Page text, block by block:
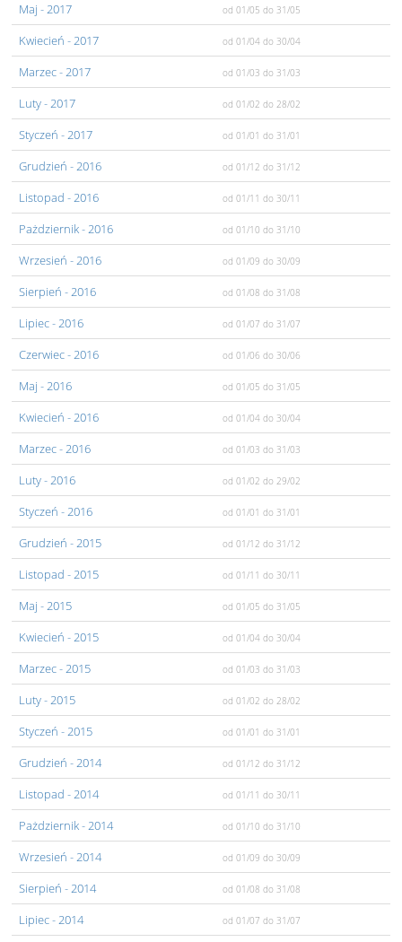
Maj - 2017 od 01/05 do 31/05
Kwiecień - 2017 od 01/04 do 30/04
Marzec- 2017 od 01/03 do 31/03
Luty- 2017 od 01/02 do 28/02
Styczeń - 2017 od 01/01 do 31/01
Grudzień - 2016 od 01/12 do 31/12
Listopad - 2016 od 01/11 do 30/11
Pażdziernik- 2016 od 01/10 do 31/10
Wrzesień - 2016 od 01/09 do 30/09
Sierpień - 2016 od 01/08 do 31/08
Lipiec- 2016 od 01/07 do 31/07
Czerwiec- 2016 od 01/06 do 30/06
Maj - 2016 od 01/05 do 31/05
Kwiecień - 2016 od 01/04 do 30/04
Marzec- 2016 od 01/03 do 31/03
Luty- 2016 od 01/02 do 29/02
Styczeń - 2016 od 01/01 do 31/01
Grudzień - 2015 od 01/12 do 31/12
Listopad - 2015 od 01/11 do 30/11
Maj - 2015 od 01/05 do 31/05
Kwiecień - 2015 od 01/04 do 30/04
Marzec- 2015 od 01/03 do 31/03
Luty- 2015 od 01/02 do 28/02
Styczeń - 2015 od 01/01 do 31/01
Grudzień - 2014 od 01/12 do 31/12
Listopad - 2014 od 01/11 do 30/11
Pażdziernik- 2014 od 01/10 do 31/10
Wrzesień - 2014 od 01/09 do 30/09
Sierpień - 2014 od 01/08 do 31/08
Lipiec- 2014 od 01/07 do 31/07